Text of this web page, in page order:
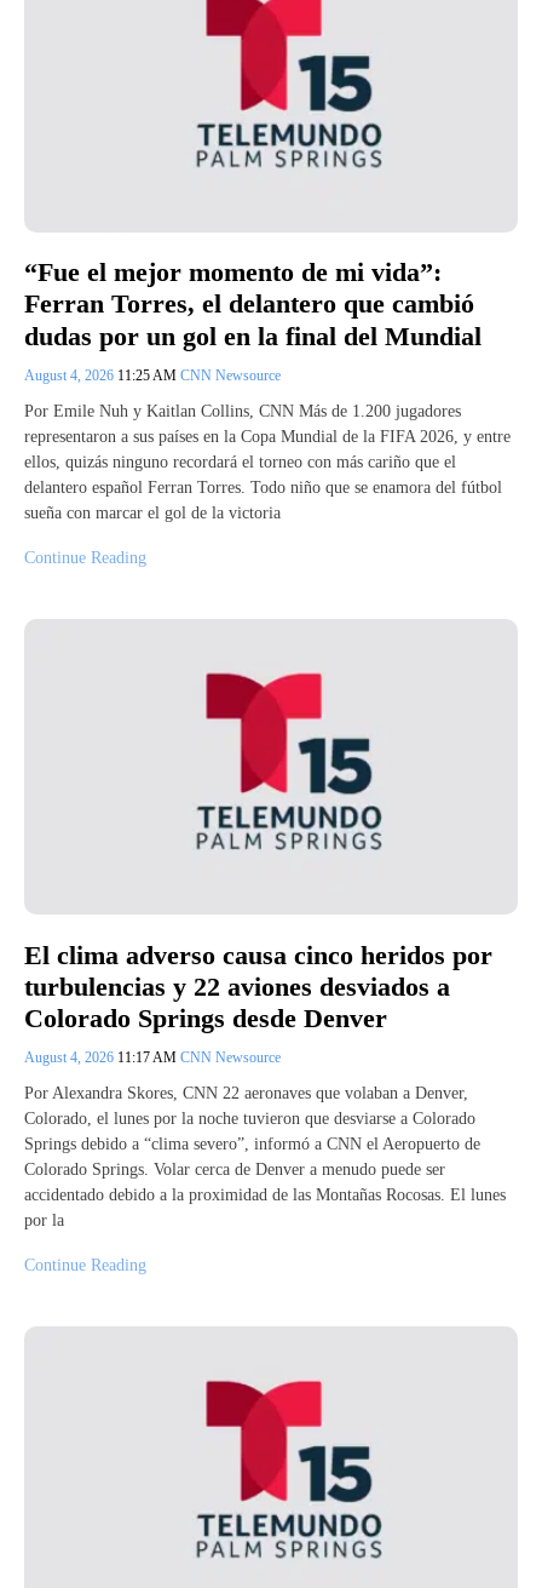
“Fue el mejor momento de mi vida”:
Ferran Torres, el delantero que cambió
dudas por un gol en la final del Mundial
August 4, 2026 11:25 AM CNN Newsource
Por Emile Nuh y Kaitlan Collins, CNN Más de 1.200 jugadores
representaron a sus países en la Copa Mundial de la FIFA 2026, y entre
ellos, quizás ninguno recordará el torneo con más cariño que el
delantero español Ferran Torres. Todo niño que se enamora del fútbol
sueña con marcar el gol de la victoria
Continue Reading
El clima adverso causa cinco heridos por
turbulencias y 22 aviones desviados a
Colorado Springs desde Denver
August 4, 2026 11:17 AM CNN Newsource
Por Alexandra Skores, CNN 22 aeronaves que volaban a Denver,
Colorado, el lunes por la noche tuvieron que desviarse a Colorado
Springs debido a “clima severo”, informó a CNN el Aeropuerto de
Colorado Springs. Volar cerca de Denver a menudo puede ser
accidentado debido a la proximidad de las Montañas Rocosas. El lunes
por la
Continue Reading